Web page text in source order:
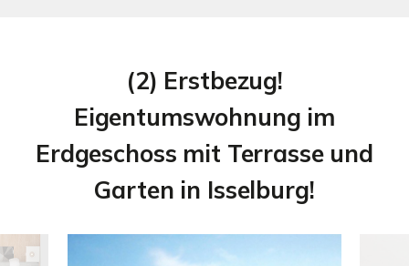
(2) Erstbezug!
Eigentumswohnung im
Erdgeschoss mit Terrasse und
Garten in Isselburg!